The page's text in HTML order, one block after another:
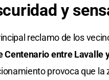
y
reclamo de los
Centenario entre Lavalle
provoca que la